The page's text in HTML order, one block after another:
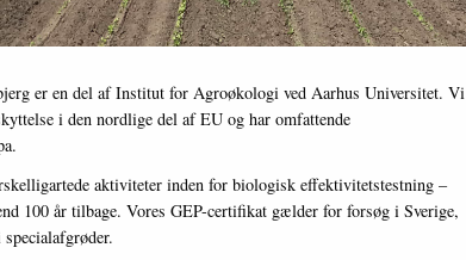
er en del af Institut for Agroøkologi ved Aarhus Universitet. Vi
i den nordlige del af EU og har omfattende
aktiviteter inden for biologisk effektivitetstestning –
100 år tilbage. Vores GEP-certifikat gælder for forsøg i Sverige,